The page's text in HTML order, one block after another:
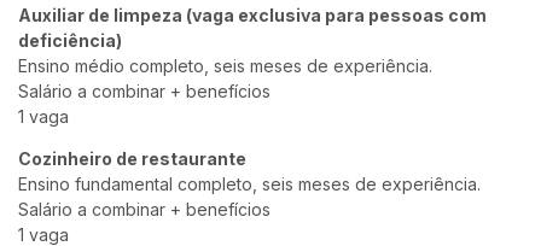
Auxiliar de limpeza (vaga exclusiva para pessoas com
deficiência)
Ensino médio completo, seis meses de experiência.
Salário a combinar + benefícios
1 vaga
Cozinheiro de restaurante
Ensino fundamental completo, seis meses de experiência.
Salário a combinar + benefícios
1 vaga